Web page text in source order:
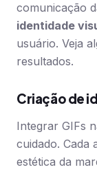
comunicação
identidade
usuário. Veja
resultados.
Criação de
Integrar GIFs
cuidado. Cada
estética da